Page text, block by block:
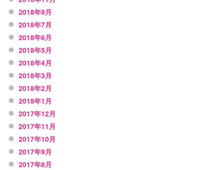
2018年9月
2018年7月
2018年6月
2018年5月
2018年4月
2018年3月
2018年2月
2018年1月
2017年12月
2017年11月
2017年10月
2017年9月
2017年8月